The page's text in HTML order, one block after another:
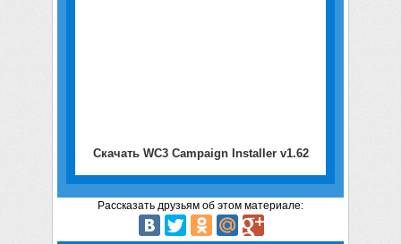
Скачать WC3 Campaign Installer v1.62
Рассказать друзьям об этом материале: